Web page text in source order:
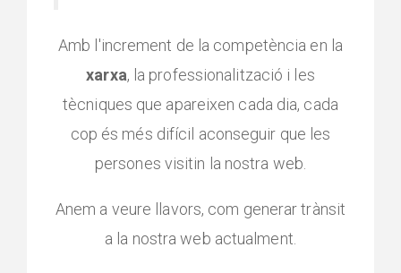
Amb l'increment de la competència en la
xarxa, la professionalització i les
tècniques que apareixen cada dia, cada
cop és més difícil aconseguir que les
persones visitin la nostra web.
Anem a veure llavors, com generar trànsit
a la nostra web actualment.